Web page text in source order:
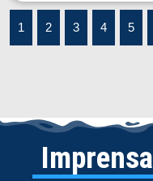
1 2 3 4 5
Imprensa